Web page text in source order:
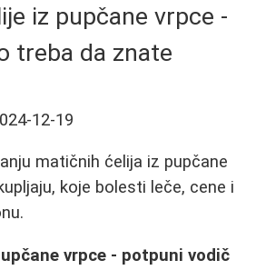
iz pupčane vrpce -
treba da znate
12-19
matičnih ćelija iz pupčane
koje bolesti leče, cene i
vrpce - potpuni vodič